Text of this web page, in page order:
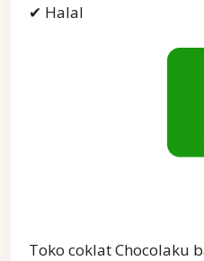
✔ Halal
Toko coklat Chocolaku